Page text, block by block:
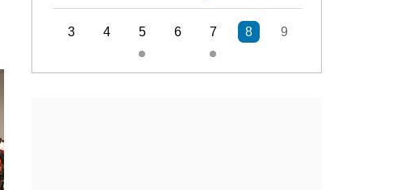
3 4 5 6 7 8 9